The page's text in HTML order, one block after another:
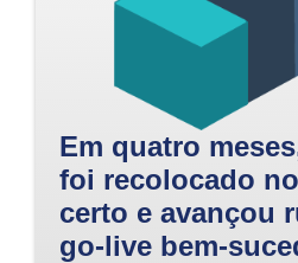
Em quatro
foi recolocado
certo e avançou
go-live bem-